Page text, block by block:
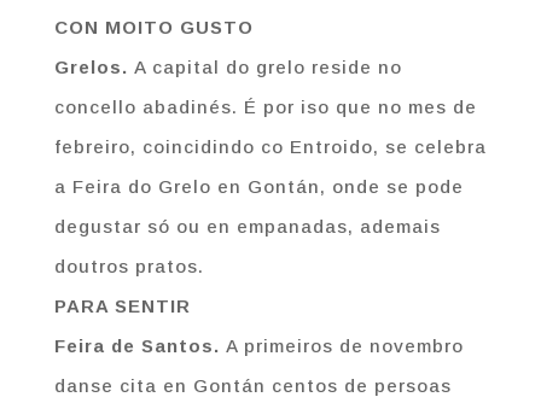
CON MOITO GUSTO
Grelos. A capital do grelo reside no
concello abadinés. É por iso que no mes de
febreiro, coincidindo co Entroido, se celebra
a Feira do Grelo en Gontán, onde se pode
degustar só ou en empanadas, ademais
doutros pratos.
PARA SENTIR
Feira de Santos. A primeiros de novembro
danse cita en Gontán centos de persoas